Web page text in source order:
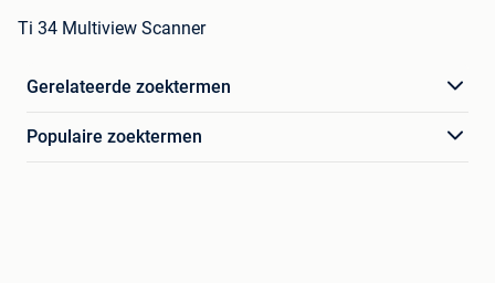
Ti 34 Multiview Scanner
Gerelateerde zoektermen
Populaire zoektermen